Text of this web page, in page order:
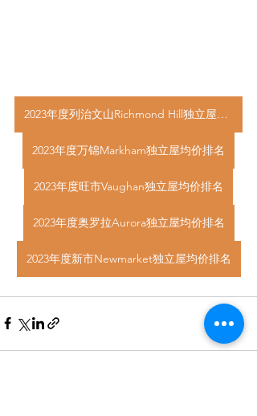
2023年度列治文山Richmond Hill独立屋均价排名
2023年度万锦Markham独立屋均价排名
2023年度旺市Vaughan独立屋均价排名
2023年度奥罗拉Aurora独立屋均价排名
2023年度新市Newmarket独立屋均价排名